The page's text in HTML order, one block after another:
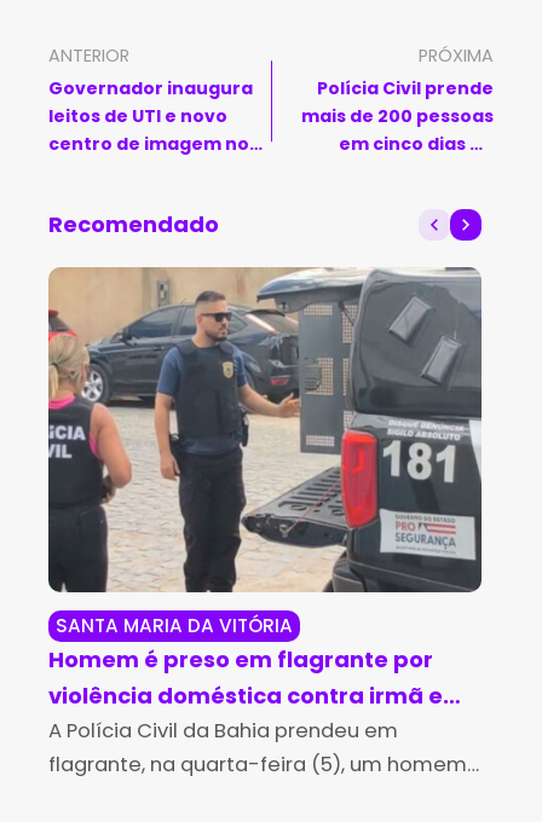
ANTERIOR
Governador inaugura
leitos de UTI e novo
centro de imagem no
Conquista
PRÓXIMA
Polícia Civil prende
mais de 200 pessoas
em cinco dias de
Recomendado
SANTA MARIA DA VITÓRIA
Homem é preso em flagrante por
violência doméstica contra irmã em
Santa Maria da Vitória
A Polícia Civil da Bahia prendeu em
flagrante, na quarta-feira (5), um homem,